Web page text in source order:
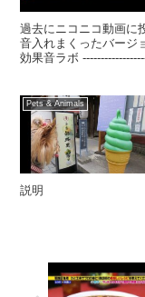
過去にニコニコ動画に
音入れまくったバー
効果音ラボ
Pets & Animals
説明